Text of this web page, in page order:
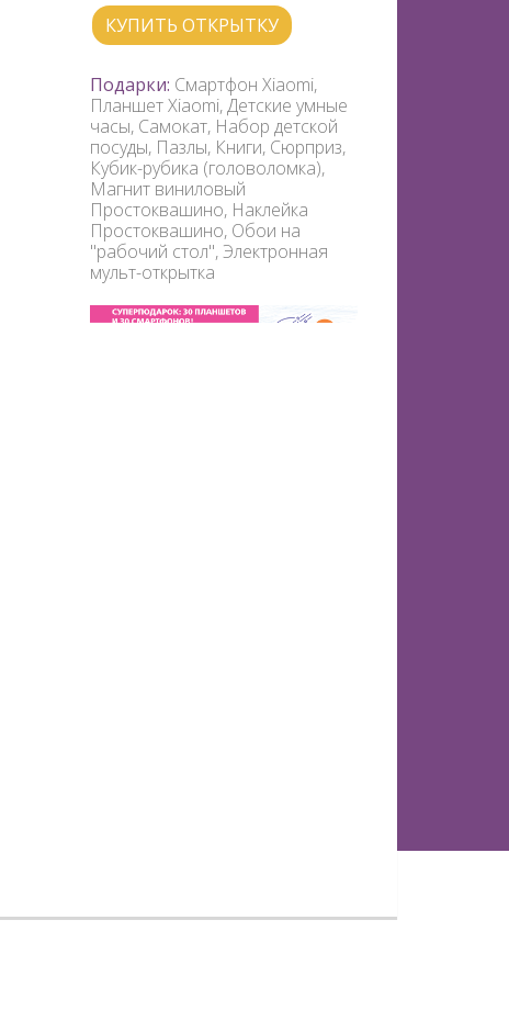
КУПИТЬ ОТКРЫТКУ
Подарки: Смартфон Xiaomi,
Планшет Xiaomi, Детские умные
часы, Самокат, Набор детской
посуды, Пазлы, Книги, Сюрприз,
Кубик-рубика (головоломка),
Магнит виниловый
Простоквашино, Наклейка
Простоквашино, Обои на
"рабочий стол", Электронная
мульт-открытка